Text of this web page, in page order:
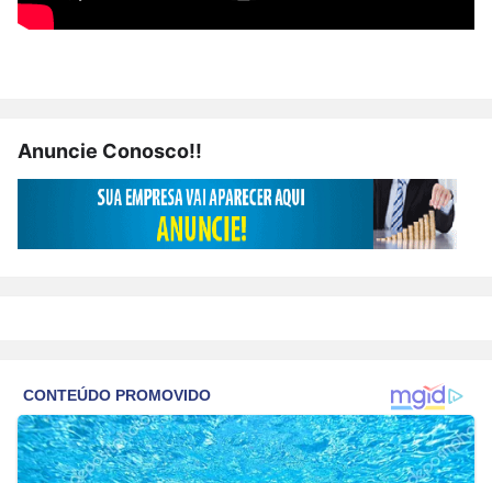
Anuncie Conosco!!